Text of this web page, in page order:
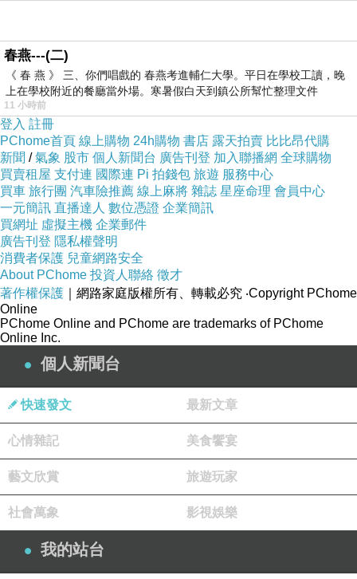
新聞朝刊上連載。《冰點》在1966年由朝日新聞社出版，
創造了賣出71萬本的紀錄。由於廣受好評，在1966年改拍
為電影（導演：山本薩夫，出演：若尾文子），接著也數
度被改編為廣播劇、連續劇。
1999年，因多重器官衰竭去世。在她去世後，於她的故鄉
北海道旭川市設置了三浦綾子記念文學館。
［句子摘錄］在青春時代，不曾負過一次＂傷＂而活著，
這種富裕的生活方式，不是很可恥嗎？青春不是充滿了衝
勁的嗎？這種衝勁並不經過算計，沒有欲念的成份，可說
是最純粹的東西。
毫無虛榮的純樸，不會把自己評價太高，也不會把自
己估計過低，堅實的走上自己所選擇的道路...這就是所謂
的青春，這樣也就夠了。
純潔的人，必需懂得＂潔癖式＂的憤怒才行！
閱讀書本也有適當的時期。
我碰到過的書詩詞，都培育過我的精神生活。
「小說在閱讀者的內心結尾。」
所謂幸福者，只記得自己過去生涯幸福的部分，至於
所謂不幸的人則剛好相反，只記得自己生涯不幸的部分。
一個人感到悲哀時，只要把悲哀分給別人，他的悲哀
就會減輕。至於喜悅就不同啦！越是分給別人越會增加。
春燕---(二)
《 春 燕 》 三、你們唱戲的 春燕考進輔仁大學。平日在學校工讀，晚
上在學校附近的餐廳當外場。寒暑假白天到鎮公所幫忙整理文件
11 小時前
登入 註冊
PChome首頁 線上購物 24h購物 書店 露天拍賣 比比昂代購
新聞 /氣象 股市 個人新聞台 廣告刊登 加入聯播網 全球購物
買賣租屋 支付連 國際連 Pi 拍錢包 旅遊 服務中心
買車 旅行團 汽車險推薦 線上麻將 雜誌 星座命理 會員中心
一元簡訊 直播達人 數位憑證 企業簡訊
買網址 虛擬主機 企業郵件
廣告刊登 隱私權聲明
消費者保護 兒童網路安全
About PChome 投資人聯絡 徵才
著作權保護 ｜網路家庭版權所有、轉載必究 ‧Copyright PChome
Online
PChome Online and PChome are trademarks of PChome
Online Inc.
個人新聞台
快速發文 最新文章
心情雜記 美食饗宴
藝文欣賞 旅遊玩家
社會萬象 影視娛樂
我的站台